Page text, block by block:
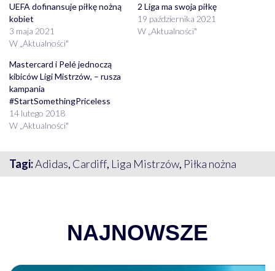
UEFA dofinansuje piłkę nożną
kobiet
3 maja 2021
W „Aktualności"
2 Liga ma swoja piłkę
19 października 2021
W „Aktualności"
Mastercard i Pelé jednoczą
kibiców Ligi Mistrzów, – rusza
kampania
#StartSomethingPriceless
14 lutego 2018
W „Aktualności"
Tagi:Adidas, Cardiff, Liga Mistrzów, Piłka nożna
NAJNOWSZE